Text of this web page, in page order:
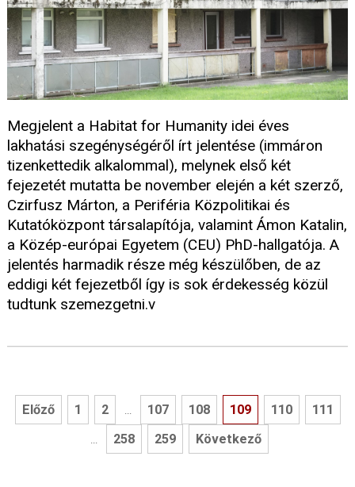
Megjelent a Habitat for Humanity idei éves
lakhatási szegénységéről írt jelentése (immáron
tizenkettedik alkalommal), melynek első két
fejezetét mutatta be november elején a két szerző,
Czirfusz Márton, a Periféria Közpolitikai és
Kutatóközpont társalapítója, valamint Ámon Katalin,
a Közép-európai Egyetem (CEU) PhD-hallgatója. A
jelentés harmadik része még készülőben, de az
eddigi két fejezetből így is sok érdekesség közül
tudtunk szemezgetni.v
Előző 1 2 ... 107 108 109 110 111
... 258 259 Következő